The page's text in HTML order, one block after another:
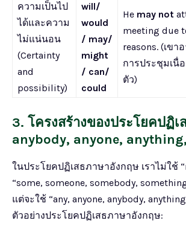
ความเป็นไป
ได้และความ
ไม่แน่นอน
(Certainty
and
possibility)
will/
would
/ may/
might
/ can/
could
He may not
meeting due
reasons. (เขา
การประชุมเนื่
ตัว)
3. โครงสร้างของประโยคปฏิเ
anybody, anyone,
ในประโยคปฏิเสธภาษาอังกฤษ เราไม่ใช้
“some, someone, somebody,
แต่จะใช้ “any, anyone, anybody,
ตัวอย่างประโยคปฏิเสธภาษาอังกฤษ: